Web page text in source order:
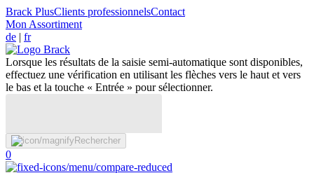
Brack PlusClients professionnelsContact
Mon Assortiment
de | fr
Lorsque les résultats de la saisie semi-automatique sont disponibles,
effectuez une vérification en utilisant les flèches vers le haut et vers
le bas et la touche « Entrée » pour sélectionner.
Rechercher
0